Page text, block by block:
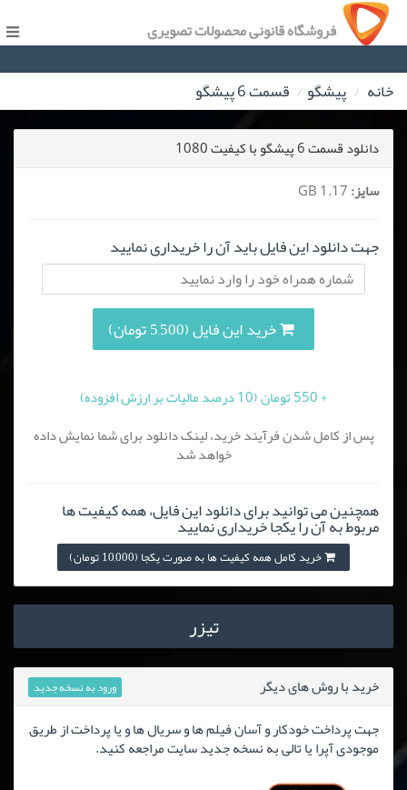
فروشگاه قانونی محصولات تصویری
خانه پیشگو قسمت 6 پیشگو
دانلود قسمت 6 پیشگو با کیفیت 1080
سایز:
جهت دانلود این فایل باید آن را خریداری نمایید
خرید این فایل (5,500 تومان)
+ 550 تومان (10 درصد مالیات بر ارزش افزوده)
پس از کامل شدن فرآیند خرید، لینک دانلود برای شما نمایش داده
خواهد شد
همچنین می توانید برای دانلود این فایل، همه کیفیت ها
مربوط به آن را یکجا خریداری نمایید
خرید کامل همه کیفیت ها به صورت یکجا (10,000 تومان)
تیزر
خرید با روش های دیگر ورود به نسخه جدید
جهت پرداخت خودکار و آسان فیلم ها و سریال ها و یا پرداخت از طریق
موجودی آپرا یا تالی به نسخه جدید سایت مراجعه کنید.